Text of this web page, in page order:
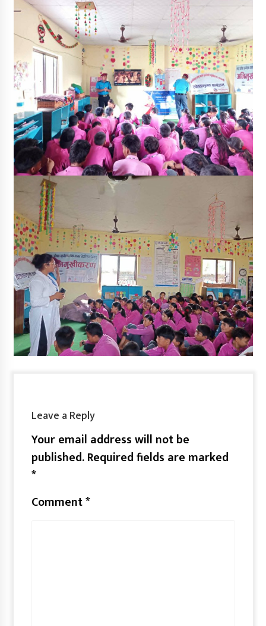
Leave a Reply
Your email address will not be
published.Required fields are marked
*
Comment*